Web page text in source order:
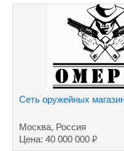
Сеть оружейных
Москва, Россия
Цена: 40 000 000 ₽